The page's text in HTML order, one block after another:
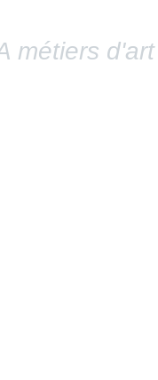
métiers d'art